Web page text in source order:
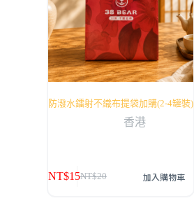
防潑水鐳射不織布提袋加購(2-4罐裝)
香港
NT$20
NT$15 加入購物車